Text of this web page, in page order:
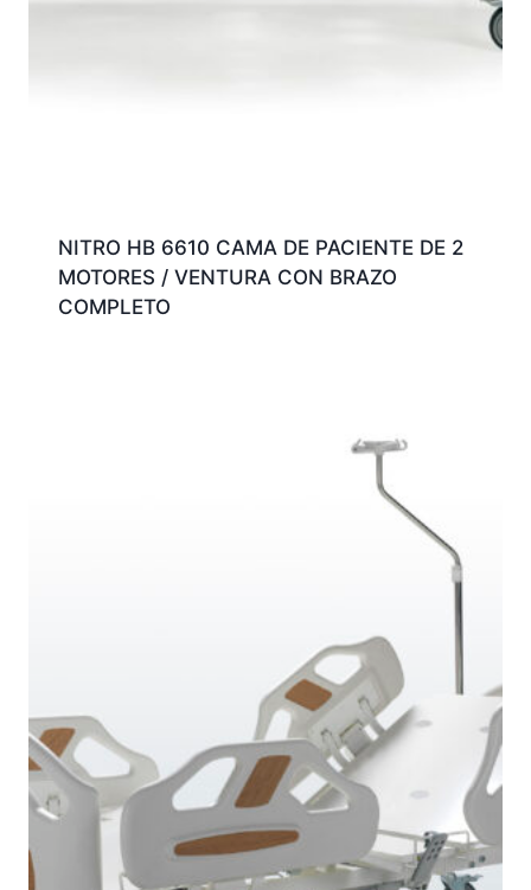
NITRO HB 6610 CAMA DE PACIENTE DE 2
MOTORES / VENTURA CON BRAZO
COMPLETO